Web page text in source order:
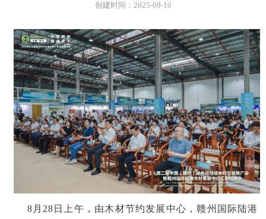
8月28日上午，由木材节约发展中心，赣州国际陆港
创建时间： 2025-09-10